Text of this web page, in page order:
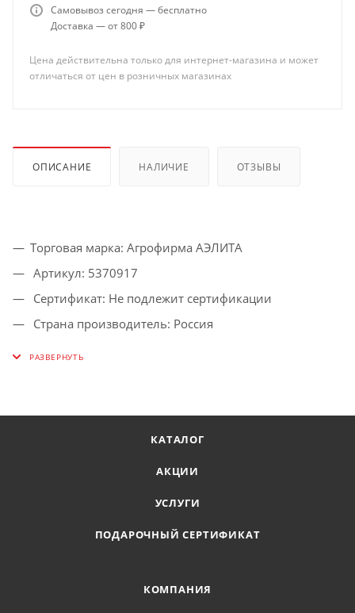
Самовывоз сегодня — бесплатно
Доставка — от 800 ₽
Цена действительна только для интернет-магазина и может
отличаться от цен в розничных магазинах
ОПИСАНИЕ НАЛИЧИЕ ОТЗЫВЫ
Торговая марка: Агрофирма АЭЛИТА
Артикул: 5370917
Сертификат: Не подлежит сертификации
Страна производитель: Россия
КАТАЛОГ
АКЦИИ
УСЛУГИ
ПОДАРОЧНЫЙ СЕРТИФИКАТ
КОМПАНИЯ